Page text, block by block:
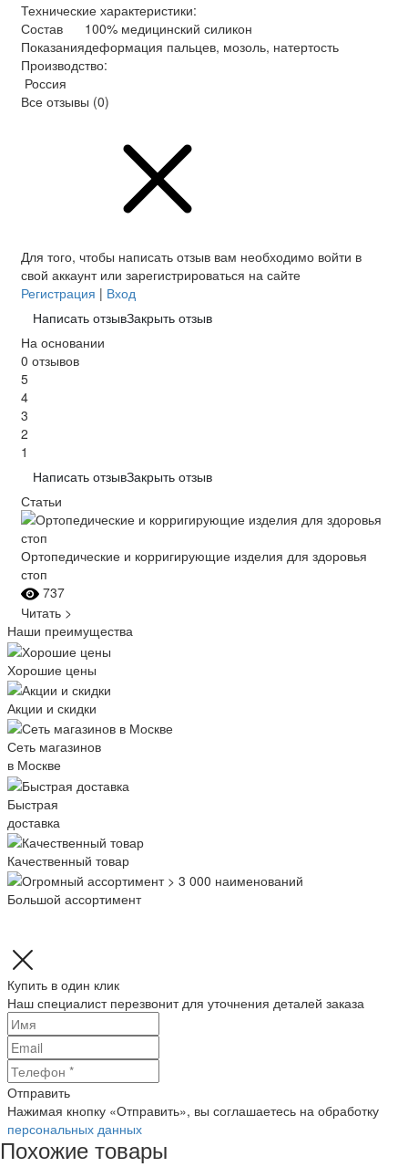
Технические характеристики:
Состав
100% медицинский силикон
Показаниядеформация пальцев, мозоль, натертость
Производство:
Россия
Все отзывы (0)
Для того, чтобы написать отзыв вам необходимо войти в
свой аккаунт или зарегистрироваться на сайте
Регистрация | Вход
Написать отзывЗакрыть отзыв
На основании
0 отзывов
5
4
3
2
1
Написать отзывЗакрыть отзыв
Статьи
Ортопедические и корригирующие изделия для здоровья
стоп
737
Читать >
Наши преимущества
Хорошие цены
Акции и скидки
Сеть магазинов
в Москве
Быстрая
доставка
Качественный товар
Большой ассортимент
Купить в один клик
Наш специалист перезвонит для уточнения деталей заказа
Отправить
Нажимая кнопку «Отправить», вы соглашаетесь на обработку
персональных данных
Похожие товары